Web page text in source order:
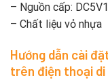
– Nguồn cấp:
– Chất liệu vỏ nhựa
Hướng dẫn cài
trên điện thoại di